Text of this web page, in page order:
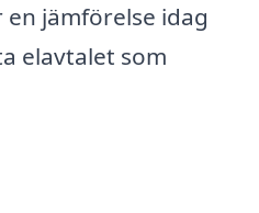
jämförelse idag
elavtalet som